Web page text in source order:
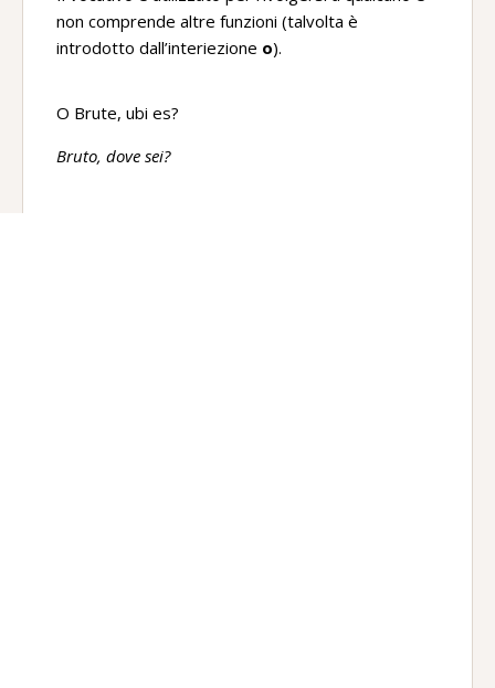
non comprende altre funzioni (talvolta è
introdotto dall’interiezione o).
O Brute, ubi es?
Bruto, dove sei?